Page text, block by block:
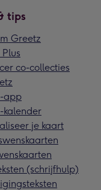
tips
Greetz
co-collecties
app
kalender
je kaart
(schrijfhulp)